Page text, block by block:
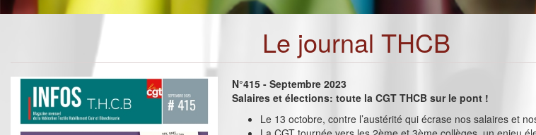
Le journal THCB
N°415 - Septembre 2023
Salaires et élections: toute la CGT THCB sur le pont !
Le 13 octobre, contre l’austérité qui écrase nos salaires et